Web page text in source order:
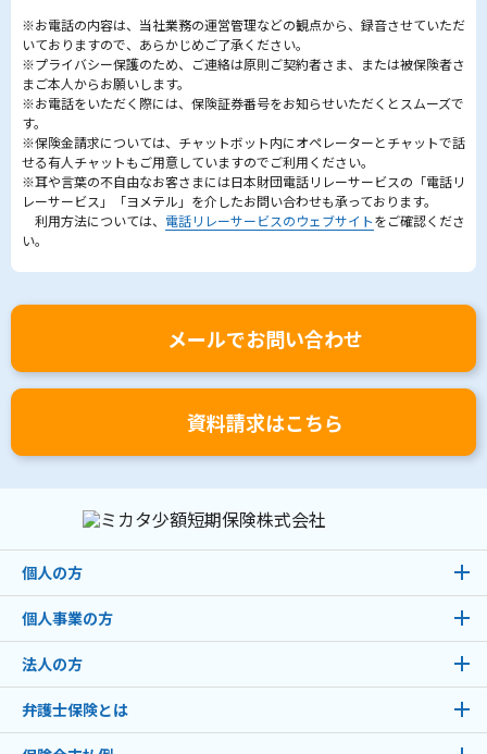
※お電話の内容は、当社業務の運営管理などの観点から、録音させていただ
いておりますので、あらかじめご了承ください。
※プライバシー保護のため、ご連絡は原則ご契約者さま、または被保険者さ
まご本人からお願いします。
※お電話をいただく際には、保険証券番号をお知らせいただくとスムーズで
す。
※保険金請求については、チャットボット内にオペレーターとチャットで話
せる有人チャットもご用意していますのでご利用ください。
※耳や言葉の不自由なお客さまには日本財団電話リレーサービスの「電話リ
レーサービス」「ヨメテル」を介したお問い合わせも承っております。
利用方法については、 電話リレーサービスのウェブサイトをご確認くださ
い。
メールでお問い合わせ
資料請求はこちら
個人の方
個人事業の方
法人の方
弁護士保険とは